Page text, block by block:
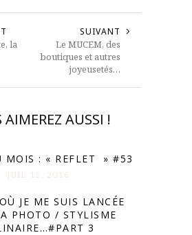
la
SUIVANT
Le MUCEM, des
boutiques et autres
joyeusetés…
AIMEREZ AUSSI !
MOIS : « REFLET » #53
JUIL 15. 2016
JE ME SUIS LANCÉE
PHOTO / STYLISME
3